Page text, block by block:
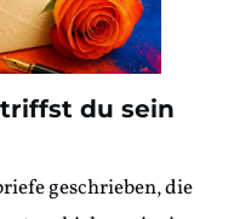
du sein
geschrieben, die